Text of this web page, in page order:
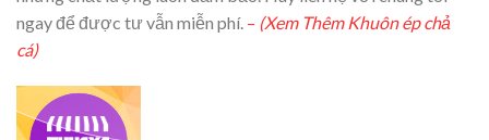
ngay để được tư vẫn miễn phí. – (Xem Thêm Khuôn ép chả
cá)